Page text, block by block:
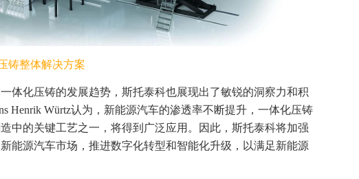
铸整体解决方案
体化压铸的发展趋势，斯托泰科也展现出了敏锐的洞察力和积
Henrik Würtz认为，新能源汽车的渗透率不断提升，一体化压铸
中的关键工艺之一，将得到广泛应用。因此，斯托泰科将加强
能源汽车市场，推进数字化转型和智能化升级，以满足新能源